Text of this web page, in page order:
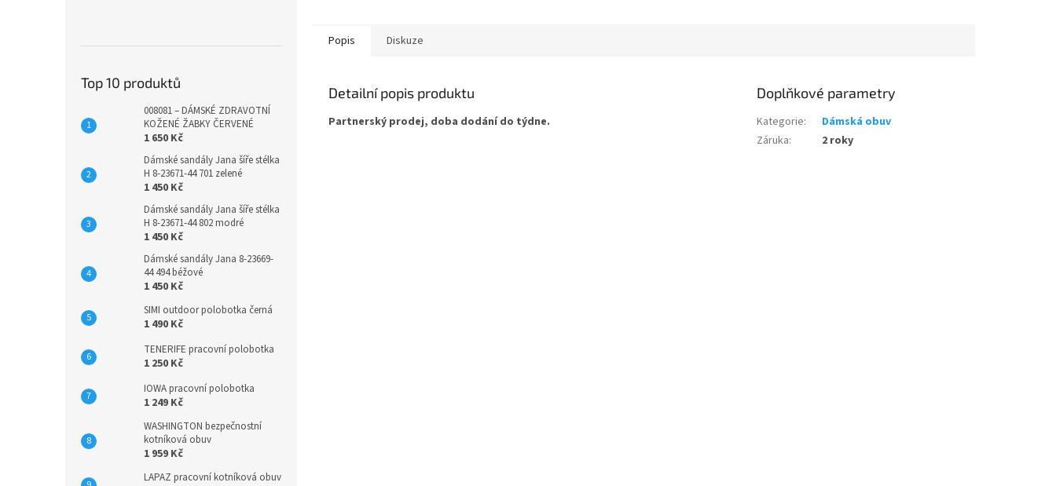
Top 10 produktů
008081 – DÁMSKÉ ZDRAVOTNÍ
KOŽENÉ ŽABKY ČERVENÉ
1 650 Kč
Dámské sandály Jana šíře stélka
H 8-23671-44 701 zelené
1 450 Kč
Dámské sandály Jana šíře stélka
H 8-23671-44 802 modré
1 450 Kč
Dámské sandály Jana 8-23669-
44 494 béžové
1 450 Kč
SIMI outdoor polobotka černá
1 490 Kč
TENERIFE pracovní polobotka
1 250 Kč
IOWA pracovní polobotka
1 249 Kč
WASHINGTON bezpečnostní
kotníková obuv
1 959 Kč
LAPAZ pracovní kotníková obuv
Popis Diskuze
Detailní popis produktu
Partnerský prodej, doba dodání do týdne.
Doplňkové parametry
Kategorie:
Dámská obuv
Záruka: 2 roky